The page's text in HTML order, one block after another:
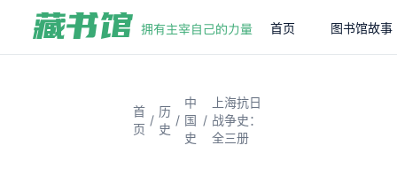
首页 图书馆故事
首
页
/
历
史
/
中
国
史
/
上海抗日
战争史：
全三册